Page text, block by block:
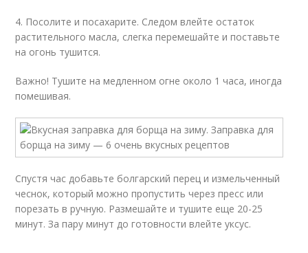
4. Посолите и посахарите. Следом влейте остаток
растительного масла, слегка перемешайте и поставьте
на огонь тушится.
Важно! Тушите на медленном огне около 1 часа, иногда
помешивая.
Спустя час добавьте болгарский перец и измельченный
чеснок, который можно пропустить через пресс или
порезать в ручную. Размешайте и тушите еще 20-25
минут. За пару минут до готовности влейте уксус.